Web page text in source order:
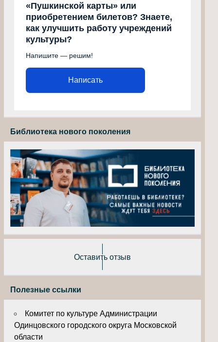
«Пушкинской карты» или
приобретением билетов? Знаете,
как улучшить работу учреждений
культуры?
Напишите — решим!
Написать
Библиотека нового поколения
Оставить отзыв
Полезные ссылки
Комитет по культуре Администрации
Одинцовского городского округа Московской
области